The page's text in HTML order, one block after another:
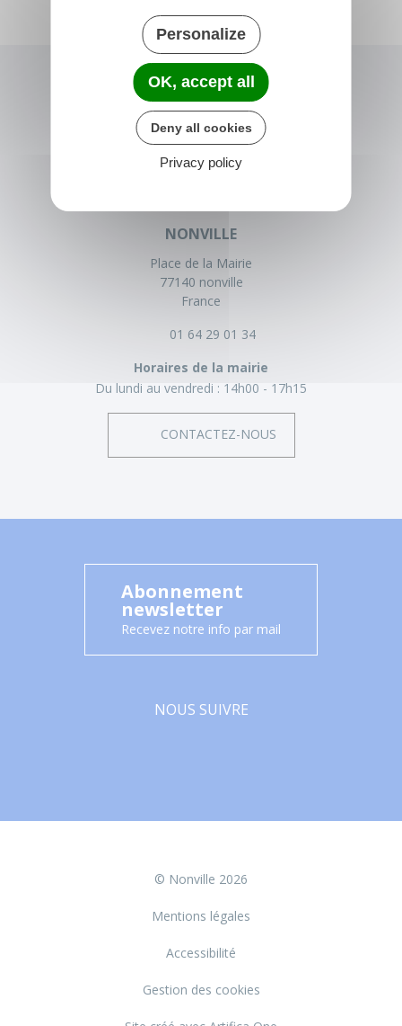
NONVILLE
Place de la Mairie
77140 nonville
France
01 64 29 01 34
Horaires de la mairie
Du lundi au vendredi : 14h00 - 17h15
CONTACTEZ-NOUS
Abonnement
newsletter
Recevez notre info par mail
NOUS SUIVRE
© Nonville 2026
Mentions légales
Accessibilité
Gestion des cookies
Personalize
OK, accept all
Deny all cookies
Privacy policy